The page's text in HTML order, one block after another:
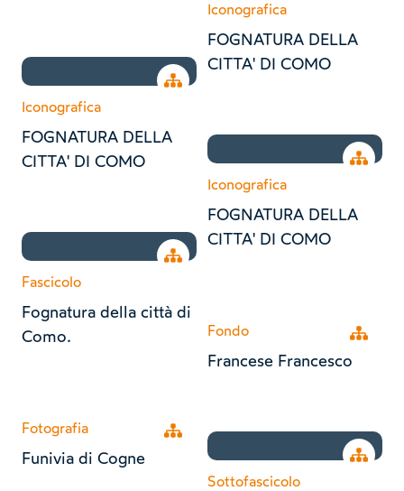
Open tree
Iconografica
FOGNATURA DELLA
CITTA' DI COMO
Open tree
Fascicolo
Fognatura della città di
Como.
Open tree
Fotografia
Funivia di Cogne
Iconografica
FOGNATURA DELLA
CITTA' DI COMO
Open
Iconografica
FOGNATURA DELLA
CITTA' DI COMO
Open
Fondo
Francese Francesco
Open
Sottofascicolo